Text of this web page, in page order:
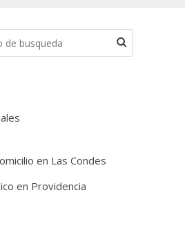
en Las Condes
en Providencia